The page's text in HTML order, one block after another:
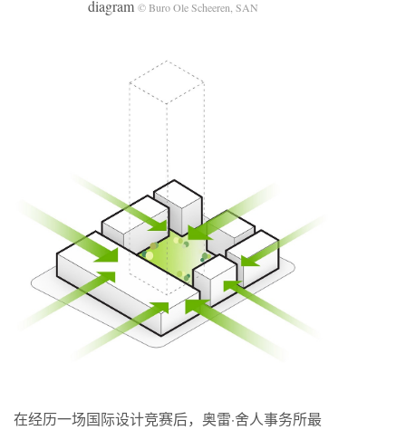
diagram © Buro Ole Scheeren, SAN
在经历一场国际设计竞赛后，奥雷·舍人事务所最